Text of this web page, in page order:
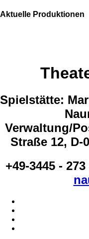
Aktuelle Produktionen
Spielstätte:
Verwaltung/
Straße 12, D-
+49-3445 - 273